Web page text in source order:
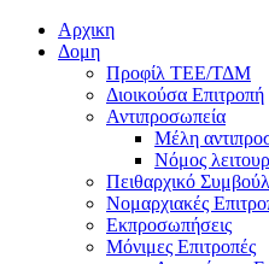
Αρχικη
Δομη
Προφίλ ΤΕΕ/ΤΔΜ
Διοικούσα Επιτροπή
Αντιπροσωπεία
Μέλη
Νόμος
Πειθαρχικό
Νομαρχιακές
Εκπροσωπήσεις
Μόνιμες Επιτροπές